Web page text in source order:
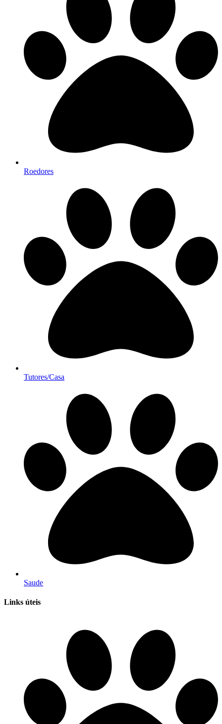
Roedores
Tutores/Casa
Saude
Links úteis